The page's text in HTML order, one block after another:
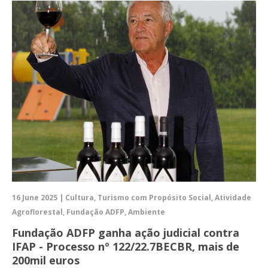
16 June 2025 | Cultura, Turismo com Propósito Social, Atividade
Agroflorestal, Fundação ADFP, Ambiente
Fundação ADFP ganha ação judicial contra
IFAP - Processo nº 122/22.7BECBR, mais de
200mil euros